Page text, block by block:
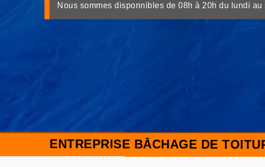
Nous sommes disponnibles de 08h à 20h du lundi au
ENTREPRISE BÂCHAGE DE